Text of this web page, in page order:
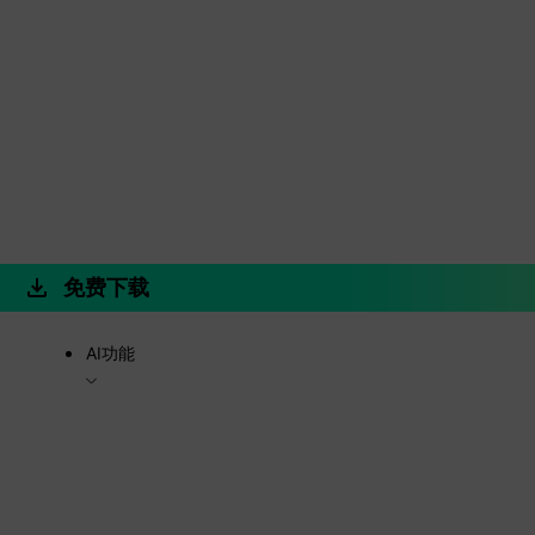
免费下载
AI功能